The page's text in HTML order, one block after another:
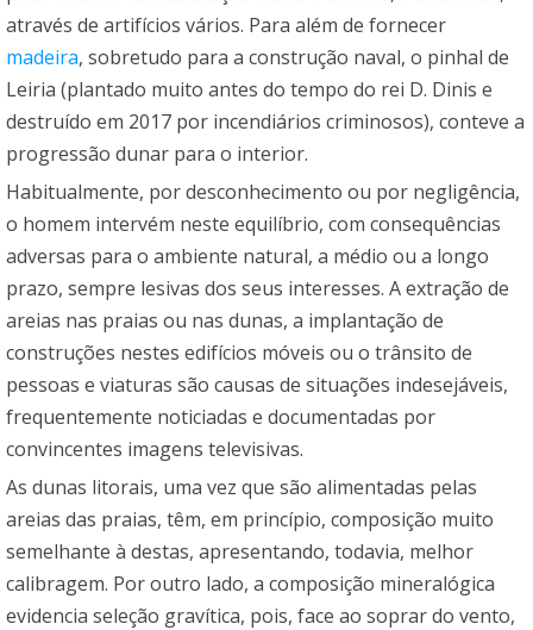
através de artifícios vários. Para além de fornecer
madeira, sobretudo para a construção naval, o pinhal de
Leiria (plantado muito antes do tempo do rei D. Dinis e
destruído em 2017 por incendiários criminosos), conteve a
progressão dunar para o interior.
Habitualmente, por desconhecimento ou por negligência,
o homem intervém neste equilíbrio, com consequências
adversas para o ambiente natural, a médio ou a longo
prazo, sempre lesivas dos seus interesses. A extração de
areias nas praias ou nas dunas, a implantação de
construções nestes edifícios móveis ou o trânsito de
pessoas e viaturas são causas de situações indesejáveis,
frequentemente noticiadas e documentadas por
convincentes imagens televisivas.
As dunas litorais, uma vez que são alimentadas pelas
areias das praias, têm, em princípio, composição muito
semelhante à destas, apresentando, todavia, melhor
calibragem. Por outro lado, a composição mineralógica
evidencia seleção gravítica, pois, face ao soprar do vento,